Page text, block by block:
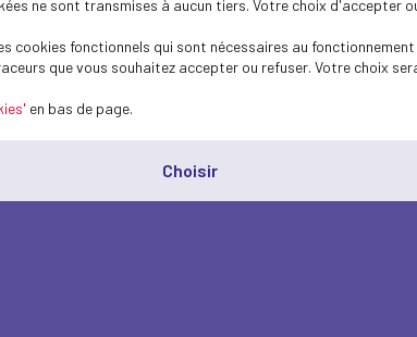
ne sont transmises à aucun tiers. Votre choix d'accepter
cookies fonctionnels qui sont nécessaires au
que vous souhaitez accepter ou refuser. Votre choix
en bas de page.
Choisir